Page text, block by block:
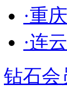
·重
·连
钻石会